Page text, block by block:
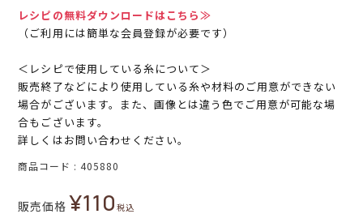
レシピの無料ダウンロードはこちら≫
（ご利用には簡単な会員登録が必要です）
＜レシピで使用している糸について＞
販売終了などにより使用している糸や材料のご用意ができない
場合がございます。また、画像とは違う色でご用意が可能な場
合もございます。
詳しくはお問い合わせください。
商品コード 405880
販売価格 ¥110税込